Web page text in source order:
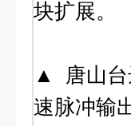
块扩展。
▲ 唐山台
速脉冲输